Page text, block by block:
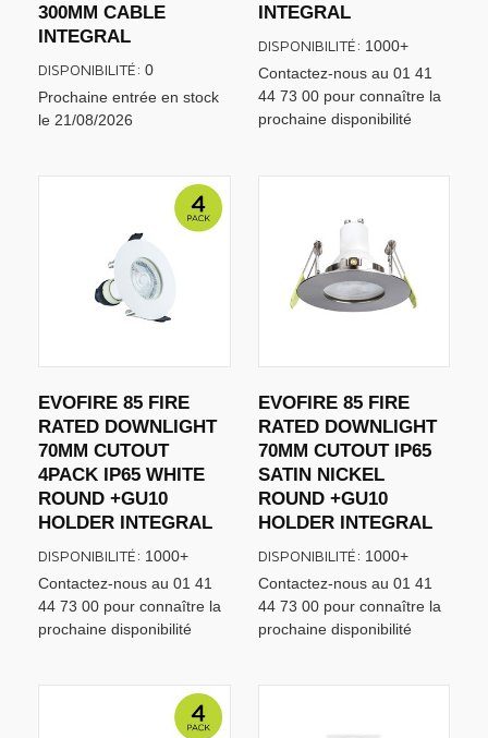
300MM CABLE
INTEGRAL
Prochaine entrée en stock
le 21/08/2026
DISPONIBILITÉ: 0
INTEGRAL
Contactez-nous au 01 41
44 73 00 pour connaître la
prochaine disponibilité
DISPONIBILITÉ: 1000+
EVOFIRE 85 FIRE
RATED DOWNLIGHT
70MM CUTOUT
4PACK IP65 WHITE
ROUND +GU10
HOLDER INTEGRAL
Contactez-nous au 01 41
44 73 00 pour connaître la
prochaine disponibilité
DISPONIBILITÉ: 1000+
EVOFIRE 85 FIRE
RATED DOWNLIGHT
70MM CUTOUT IP65
SATIN NICKEL
ROUND +GU10
HOLDER INTEGRAL
Contactez-nous au 01 41
44 73 00 pour connaître la
prochaine disponibilité
DISPONIBILITÉ: 1000+